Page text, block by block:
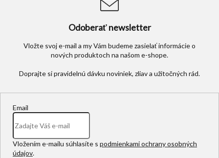
Odoberať newsletter
Vložte svoj e-mail a my Vám budeme zasielať informácie o
nových produktoch na našom e-shope.
Email
Vložením e-mailu súhlasíte s podmienkami ochrany osobných
údajov.